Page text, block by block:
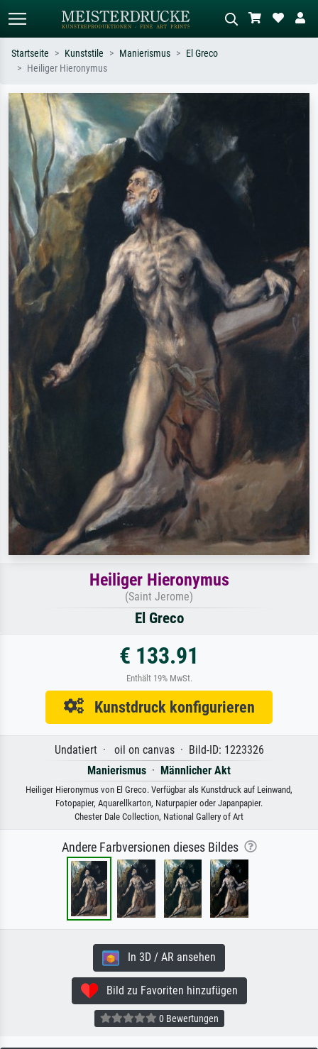
Suchen Sie nach Künstlern, Werktiteln
oder Stilen – z.B. Monet,
Sternennacht, Impressionismus, Welle
Hokusai, Akt.
Beschreiben Sie die Szene – z.B. Grüne
Wiese, Abstrakt mit viel Rot, Dunkles
Ölgemälde, Stehender Akt neben einem
Baum.
Startseite Kunststile Manierismus
El Greco
Heiliger Hieronymus
Heiliger Hieronymus
(Saint Jerome)
El Greco
€ 133.91
Enthält 19% MwSt.
Kunstdruck konfigurieren
Undatiert · oil on canvas · Bild-ID: 1223326
Manierismus · Männlicher Akt
Heiliger Hieronymus von El Greco. Verfügbar als Kunstdruck auf Leinwand,
Fotopapier, Aquarellkarton, Naturpapier oder Japanpapier.
Chester Dale Collection, National Gallery of Art
Andere Farbversionen dieses Bildes
In 3D / AR ansehen
Bild zu Favoriten hinzufügen
0 Bewertungen